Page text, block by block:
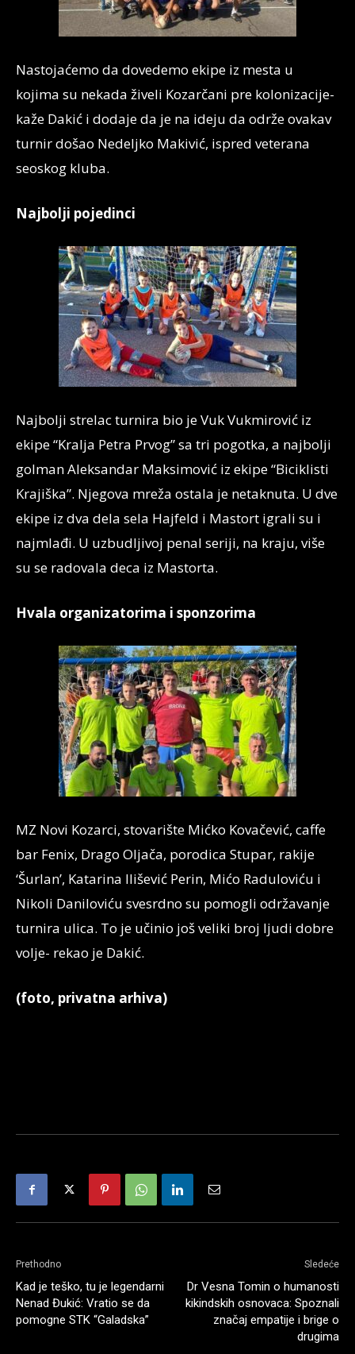
Nastojaćemo da dovedemo ekipe iz mesta u
kojima su nekada živeli Kozarčani pre kolonizacije-
kaže Dakić i dodaje da je na ideju da održe ovakav
turnir došao Nedeljko Makivić, ispred veterana
seoskog kluba.
Najbolji pojedinci
Najbolji strelac turnira bio je Vuk Vukmirović iz
ekipe “Kralja Petra Prvog” sa tri pogotka, a najbolji
golman Aleksandar Maksimović iz ekipe “Biciklisti
Krajiška”. Njegova mreža ostala je netaknuta. U dve
ekipe iz dva dela sela Hajfeld i Mastort igrali su i
najmlađi. U uzbudljivoj penal seriji, na kraju, više
su se radovala deca iz Mastorta.
Hvala organizatorima i sponzorima
MZ Novi Kozarci, stovarište Mićko Kovačević, caffe
bar Fenix, Drago Oljača, porodica Stupar, rakije
‘Šurlan’, Katarina Ilišević Perin, Mićo Raduloviću i
Nikoli Daniloviću svesrdno su pomogli održavanje
turnira ulica. To je učinio još veliki broj ljudi dobre
volje- rekao je Dakić.
(foto, privatna arhiva)
Prethodno
Kad je teško, tu je legendarni
Nenad Đukić: Vratio se da
pomogne STK “Galadska”
Sledeće
Dr Vesna Tomin o humanosti
kikindskih osnovaca: Spoznali
značaj empatije i brige o
drugima